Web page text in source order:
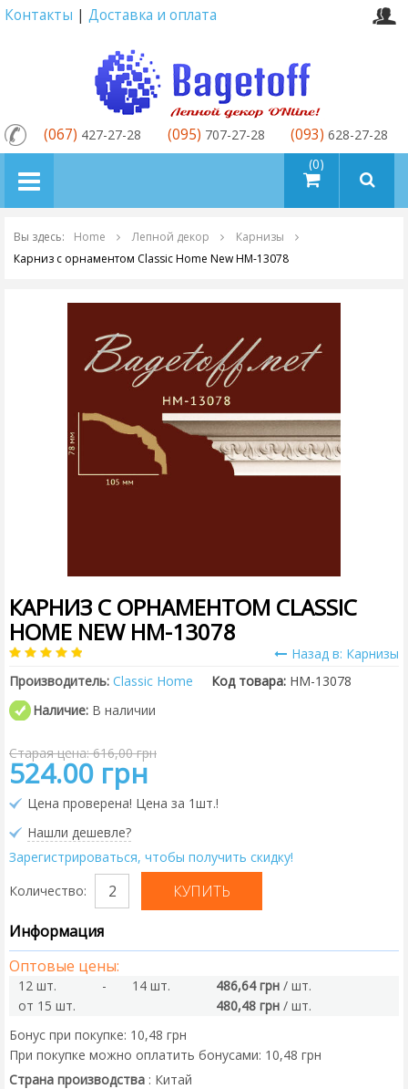
Контакты | Доставка и оплата
товаров (0)
(067) 427-27-28 (095) 707-27-28 (093) 628-27-28
Вы здесь: Home Лепной декор
Карнизы
Карниз с орнаментом Classic Home New HM-13078
КАРНИЗ С ОРНАМЕНТОМ CLASSIC
HOME NEW HM-13078
Назад в: Карнизы
Производитель: Classic Home Код товара: HM-13078
Наличие: В наличии
Старая цена: 616,00 грн
524.00 грн
Цена проверена! Цена за 1шт.!
Нашли дешевле?
Зарегистрироваться, чтобы получить скидку!
Количество:
Информация
Оптовые цены:
12 шт. - 14 шт. 486,64 грн / шт.
от 15 шт.
480,48 грн / шт.
Бонус при покупке: 10,48 грн
При покупке можно оплатить бонусами: 10,48 грн
Страна производства : Китай